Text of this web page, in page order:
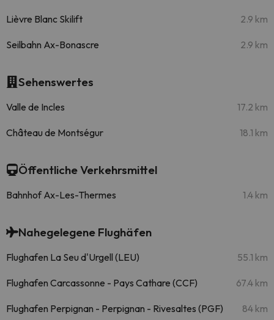
Lièvre Blanc Skilift 2.9 km
Seilbahn Ax-Bonascre 2.9 km
Sehenswertes
Valle de Incles 17.2 km
Château de Montségur 18.1 km
Öffentliche Verkehrsmittel
Bahnhof Ax-Les-Thermes 1.4 km
Nahegelegene Flughäfen
Flughafen La Seu d'Urgell (LEU) 55.1 km
Flughafen Carcassonne - Pays Cathare (CCF) 67.4 km
Flughafen Perpignan - Perpignan - Rivesaltes (PGF) 84 km